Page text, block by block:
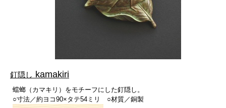
釘隠し kamakiri
蟷螂（カマキリ）をモチーフにした釘隠し。
○寸法／約ヨコ90×タテ54ミリ ○材質／銅製